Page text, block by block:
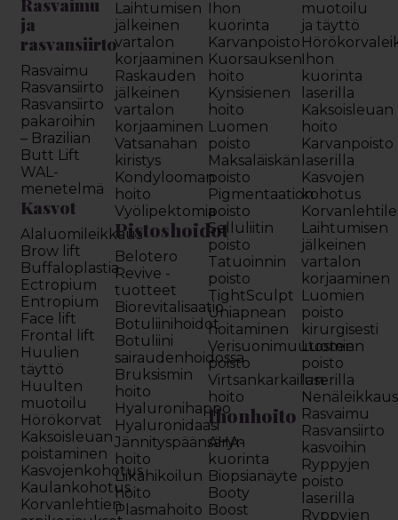
Rasvaimu
ja
rasvansiirto
Rasvaimu
Rasvansiirto
Rasvansiirto
pakaroihin
– Brazilian
Butt Lift
WAL-
menetelmä
Kasvot
Alaluomileikkaus
Brow lift
Buffaloplastia
Ectropium
Entropium
Face lift
Frontal lift
Huulien
täyttö
Huulten
muotoilu
Hörökorvat
Kaksoisleuan
poistaminen
Kasvojenkohotus
Kaulankohotus
Korvanlehtien
Laihtumisen
jälkeinen
vartalon
korjaaminen
Raskauden
jälkeinen
vartalon
korjaaminen
Vatsanahan
kiristys
Kondylooman
hoito
Vyölipektomia
Pistoshoidot
Belotero
Revive -
tuotteet
Biorevitalisaatio
Botuliinihoidot
Botuliini
sairaudenhoidossa
Bruksismin
hoito
Hyaluronihappo
Hyaluronidaasi
Jännityspäänsäryn
hoito
Liikahikoilun
hoito
Plasmahoito
Ihon
kuorinta
Karvanpoisto
Kuorsauksen
hoito
Kynsisienen
hoito
Luomen
poisto
Maksaläiskän
poisto
Pigmentaation
poisto
Selluliitin
poisto
Tatuoinnin
poisto
TightSculpt
Uniapnean
hoitaminen
Verisuonimuutosten
poisto
Virtsankarkailun
hoito
Ihonhoito
AHA-
kuorinta
Biopsianäyte
Booty
Boost
muotoilu
ja täyttö
Ihon
kuorinta
laserilla
Kaksoisleuan
hoito
Karvanpoisto
laserilla
Kasvojen
kohotus
Laihtumisen
jälkeinen
vartalon
korjaaminen
Luomien
poisto
kirurgisesti
Luomien
poisto
laserilla
Nenäleikkaus
Rasvaimu
Rasvansiirto
kasvoihin
Ryppyjen
poisto
laserilla
Ryppyjen